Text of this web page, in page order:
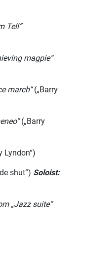
Tell“
magpie“
march“(„Barry
(„Barry
Lyndon“)
shut“) Soloist:
„Jazz suite“